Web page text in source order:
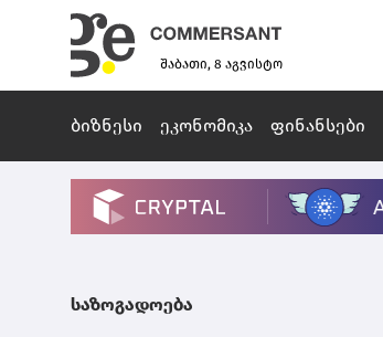
შაბათი, 8 აგვისტო
ბიზნესი ეკონომიკა ფინანსები
საზოგადოება